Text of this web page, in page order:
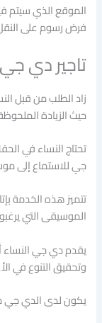
الموقع الذي سيتم
فرض رسوم على
تاجير دي
زاد الطلب من قبل
حيث الزيادة
تحتاج النساء في
جي للاستماع إلى
تتميز هذه الخدمة
الموسيقى التي
يقدم دي جي النساء
وتحقيق التنوع في
يكون لدى الدي جي